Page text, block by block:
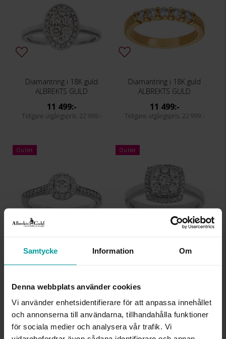
Samtycke Information Om
Denna webbplats använder cookies
Vi använder enhetsidentifierare för att anpassa innehållet
och annonserna till användarna, tillhandahålla funktioner
för sociala medier och analysera vår trafik. Vi
Diamantring i 18K guld
ALBREKTS GULD
11 499:-
22 999:-
Diamantring i 18K guld
ALBREKTS GULD
11 499:-
22 999:-
Outlet
Diamantring i 18K guld
ALBREKTS GULD
22 999:-
Outlet
Diamanting i 18K guld
Outlet Outlet